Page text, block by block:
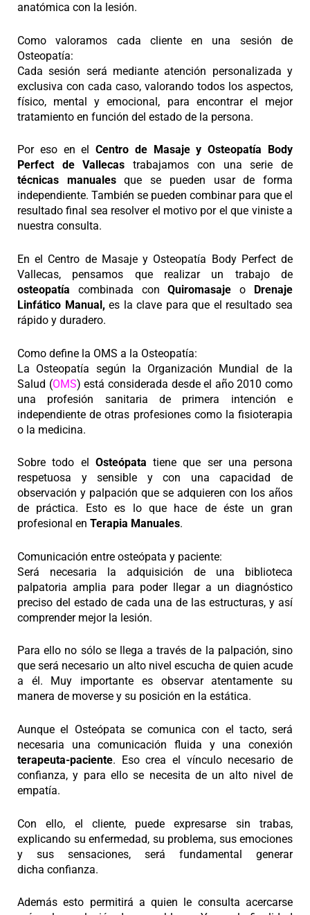
anatómica con la lesión.
Como valoramos cada cliente en una sesión de
Osteopatía:
Cada sesión será mediante atención personalizada y
exclusiva con cada caso, valorando todos los aspectos,
físico, mental y emocional, para encontrar el mejor
tratamiento en función del estado de la persona.
Por eso en elCentro de Masaje y Osteopatía
Body
Perfect deVallecastrabajamos con una serie de
técnicas manualesque se pueden usar de forma
independiente. También se pueden combinar para que el
resultado final sea resolver el motivo por el que viniste a
nuestra consulta.
En el Centro de Masaje y Osteopatía Body Perfect de
Vallecas, pensamos que realizar un trabajo de
osteopatía combinada conQuiromasajeo Drenaje
Linfático Manual, es la clave para que el resultado sea
rápido y duradero.
Como define la OMS a la Osteopatía:
La Osteopatía según la Organización Mundial de la
Salud (OMS) está considerada desde el año 2010 como
una profesión sanitaria de primera intención e
independiente de otras profesiones como la fisioterapia
o la medicina.
Sobre todo el Osteópata tiene que ser una persona
respetuosa y sensible y con una capacidad de
observación y palpación que se adquieren con los años
de práctica. Esto es lo que hace de éste un gran
profesional en Terapia Manuales.
Comunicación entre osteópata y paciente:
Será necesaria la adquisición de una biblioteca
palpatoria amplia para poder llegar a un diagnóstico
preciso del estado de cada una de las estructuras, y así
comprender mejor la lesión.
Para ello no sólo se llega a través de la palpación, sino
que será necesario un alto nivel escucha de quien acude
a él. Muy importante es observar atentamente su
manera de moverse y su posición en la estática.
Aunque el Osteópata se comunica con el tacto, será
necesaria una comunicación fluida y una conexión
terapeuta-paciente. Eso crea el vínculo necesario de
confianza, y para ello se necesita de un alto nivel de
empatía.
Con ello, el cliente, puede expresarse sin trabas,
explicando su enfermedad, su problema, sus emociones
y sus sensaciones, será fundamental generar
dicha confianza.
Además esto permitirá a quien le consulta acercarse